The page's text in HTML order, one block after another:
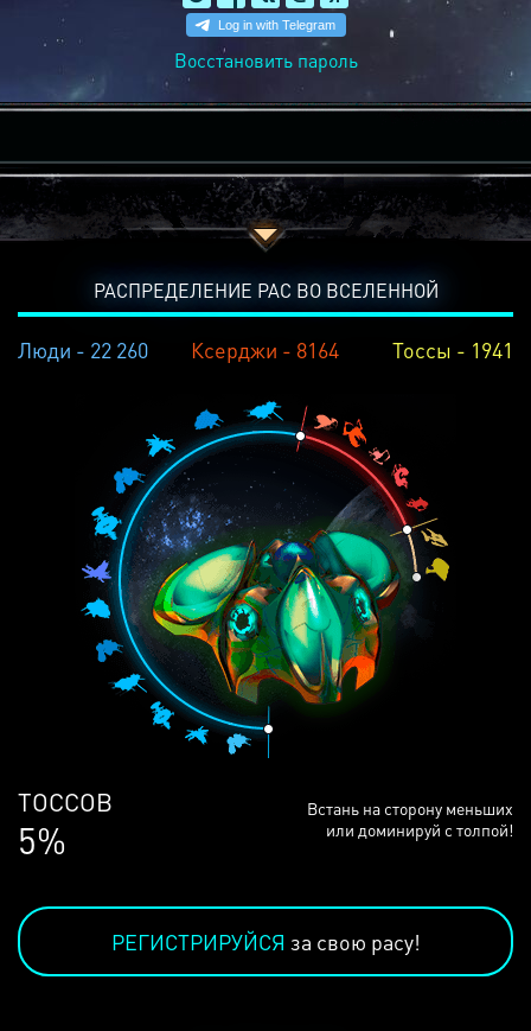
Восстановить пароль
РАСПРЕДЕЛЕНИЕ РАС ВО ВСЕЛЕННОЙ
Люди - 22 260 Ксерджи - 8164 Тоссы - 1941
ЛЮДЕЙ
68%
Встань на сторону меньших
или доминируй с толпой!
РЕГИСТРИРУЙСЯ за свою расу!